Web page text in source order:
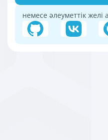
немесе әлеуметтік желі